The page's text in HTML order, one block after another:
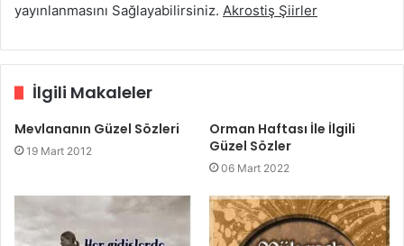
yayınlanmasını Sağlayabilirsiniz. Akrostiş Şiirler
İlgili Makaleler
Mevlananın Güzel Sözleri
19 Mart 2012
Orman Haftası İle İlgili
Güzel Sözler
06 Mart 2022